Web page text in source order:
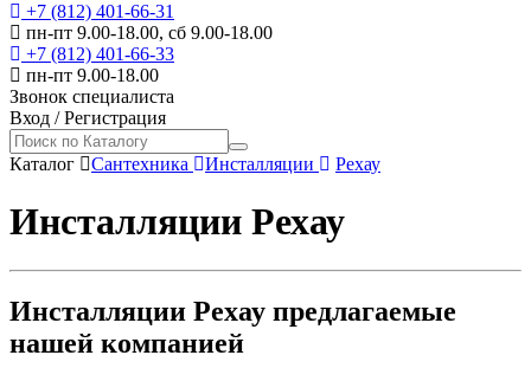
+7 (812) 401-66-31
пн-пт 9.00-18.00, сб 9.00-18.00
+7 (812) 401-66-33
пн-пт 9.00-18.00
Звонок специалиста
Вход /Регистрация
Каталог Сантехника Инсталляции Рехау
Инсталляции Рехау
Инсталляции Рехау предлагаемые
нашей компанией